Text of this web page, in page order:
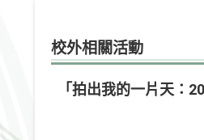
校外相關活動
「拍出我的一片天：